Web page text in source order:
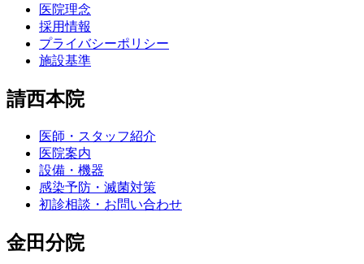
医院理念
採用情報
プライバシーポリシー
施設基準
請西本院
医師・スタッフ紹介
医院案内
設備・機器
感染予防・滅菌対策
初診相談・お問い合わせ
金田分院